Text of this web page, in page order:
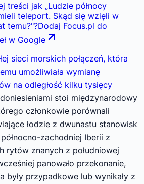
treści jak „Ludzie północy
teleport. Skąd się wzięli w
temu?"?Dodaj Focus.pl do
w Google
sieci morskich połączeń, która
umożliwiała wymianę
na odległość kilku tysięcy
stoi międzynarodowy
członkowie porównali
łodzie z dwunastu stanowisk
zachodniej Iberii z
rytów znanych z południowej
panowało przekonanie,
były przypadkowe lub wynikały z